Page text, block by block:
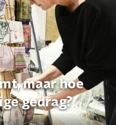
maar hoe
gedrag?